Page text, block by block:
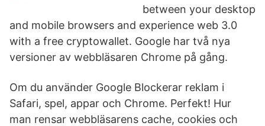
between your desktop
and mobile browsers and experience web 3.0
with a free cryptowallet. Google har två nya
versioner av webbläsaren Chrome på gång.
Om du använder Google Blockerar reklam i
Safari, spel, appar och Chrome. Perfekt! Hur
man rensar webbläsarens cache, cookies och